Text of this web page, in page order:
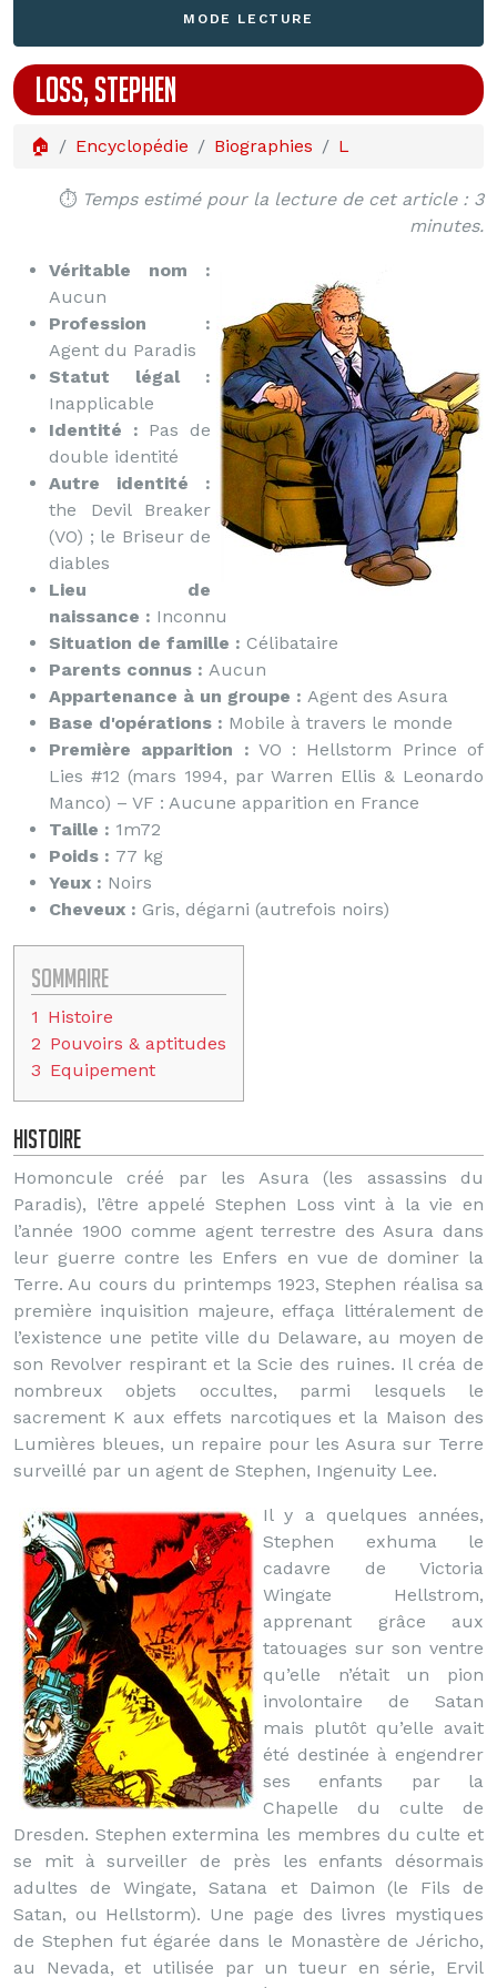
MODE LECTURE
LOSS, STEPHEN
🏠 Encyclopédie Biographies L
⏱️ Temps estimé pour la lecture de cet article : 3
minutes.
Véritable nom :
Aucun
Profession :
Agent du Paradis
Statut légal :
Inapplicable
Identité : Pas de
double identité
Autre identité :
the Devil Breaker
(VO) ; le Briseur de
diables
Lieu de
naissance : Inconnu
Situation de famille : Célibataire
Parents connus : Aucun
Appartenance à un groupe : Agent des Asura
Base d'opérations : Mobile à travers le monde
Première apparition : VO : Hellstorm Prince of
Lies #12 (mars 1994, par Warren Ellis & Leonardo
Manco) – VF : Aucune apparition en France
Taille : 1m72
Poids : 77 kg
Yeux : Noirs
Cheveux : Gris, dégarni (autrefois noirs)
Sommaire
1 Histoire
2 Pouvoirs & aptitudes
3 Equipement
Histoire
Homoncule créé par les Asura (les assassins du
Paradis), l’être appelé Stephen Loss vint à la vie en
l’année 1900 comme agent terrestre des Asura dans
leur guerre contre les Enfers en vue de dominer la
Terre. Au cours du printemps 1923, Stephen réalisa sa
première inquisition majeure, effaça littéralement de
l’existence une petite ville du Delaware, au moyen de
son Revolver respirant et la Scie des ruines. Il créa de
nombreux objets occultes, parmi lesquels le
sacrement K aux effets narcotiques et la Maison des
Lumières bleues, un repaire pour les Asura sur Terre
surveillé par un agent de Stephen, Ingenuity Lee.
Il y a quelques années,
Stephen exhuma le
cadavre de Victoria
Wingate Hellstrom,
apprenant grâce aux
tatouages sur son ventre
qu’elle n’était un pion
involontaire de Satan
mais plutôt qu’elle avait
été destinée à engendrer
ses enfants par la
Chapelle du culte de
Dresden. Stephen extermina les membres du culte et
se mit à surveiller de près les enfants désormais
adultes de Wingate, Satana et Daimon (le Fils de
Satan, ou Hellstorm). Une page des livres mystiques
de Stephen fut égarée dans le Monastère de Jéricho,
au Nevada, et utilisée par un tueur en série, Ervil